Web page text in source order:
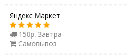
Яндекс Маркет
150р. Завтра
Самовывоз